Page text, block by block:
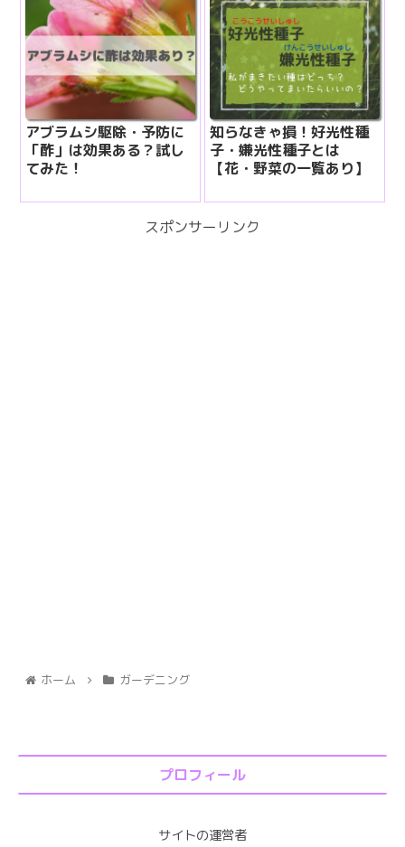
アブラムシ駆除・予防に
「酢」は効果ある？試し
てみた！
知らなきゃ損！好光性種
子・嫌光性種子とは
【花・野菜の一覧あり】
スポンサーリンク
ホーム ガーデニング
プロフィール
サイトの運営者